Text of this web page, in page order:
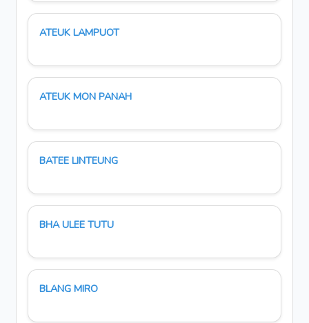
ATEUK LAMPUOT
ATEUK MON PANAH
BATEE LINTEUNG
BHA ULEE TUTU
BLANG MIRO